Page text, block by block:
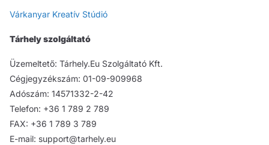
Várkanyar Kreatív Stúdió
Tárhely szolgáltató
Üzemeltető: Tárhely.Eu Szolgáltató Kft.
Cégjegyzékszám: 01-09-909968
Adószám: 14571332-2-42
Telefon: +36 1 789 2 789
FAX: +36 1 789 3 789
E-mail: support@tarhely.eu